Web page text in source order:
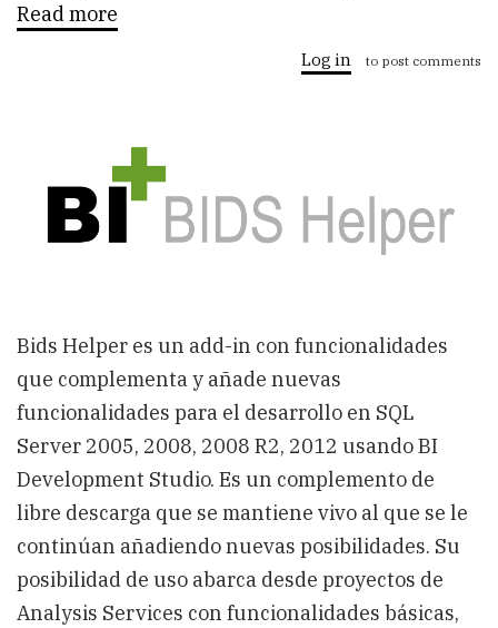
Read more
Intelligence
Developement
Studio
Log in to post comments
Bids Helper es un add-in con funcionalidades
que complementa y añade nuevas
funcionalidades para el desarrollo en SQL
Server 2005, 2008, 2008 R2, 2012 usando BI
Development Studio. Es un complemento de
libre descarga que se mantiene vivo al que se le
continúan añadiendo nuevas posibilidades. Su
posibilidad de uso abarca desde proyectos de
Analysis Services con funcionalidades básicas,